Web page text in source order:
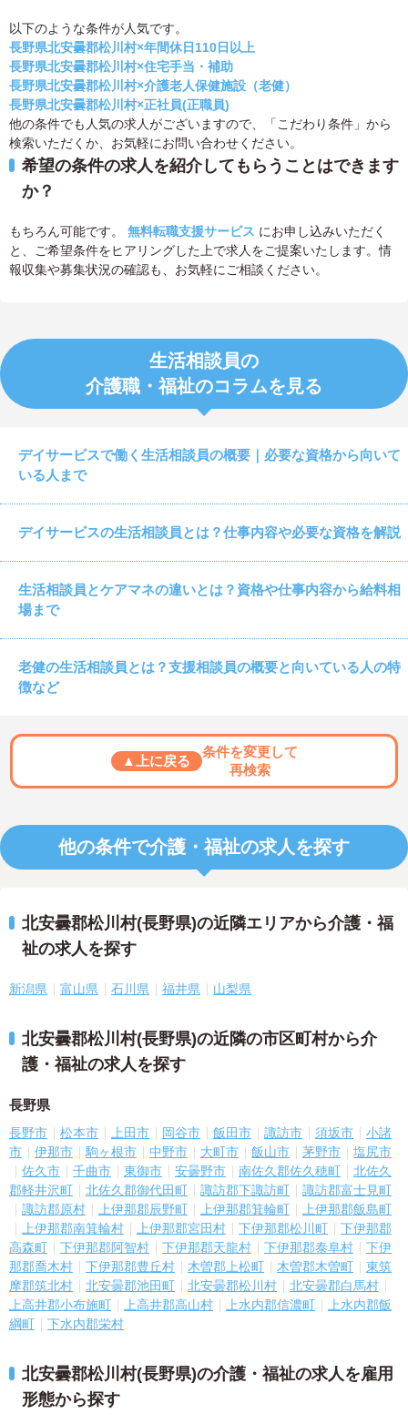
以下のような条件が人気です。
長野県北安曇郡松川村×年間休日110日以上
長野県北安曇郡松川村×住宅手当・補助
長野県北安曇郡松川村×介護老人保健施設（老健）
長野県北安曇郡松川村×正社員(正職員)
他の条件でも人気の求人がございますので、「こだわり条件」から
検索いただくか、お気軽にお問い合わせください。
希望の条件の求人を紹介してもらうことはできます
か？
もちろん可能です。 無料転職支援サービス にお申し込みいただく
と、ご希望条件をヒアリングした上で求人をご提案いたします。情
報収集や募集状況の確認も、お気軽にご相談ください。
生活相談員の
介護職・福祉のコラムを見る
デイサービスで働く生活相談員の概要｜必要な資格から向いて
いる人まで
デイサービスの生活相談員とは？仕事内容や必要な資格を解説
生活相談員とケアマネの違いとは？資格や仕事内容から給料相
場まで
老健の生活相談員とは？支援相談員の概要と向いている人の特
徴など
▲上に戻る
条件を変更して
再検索
他の条件で介護・福祉の求人を探す
北安曇郡松川村(長野県)の近隣エリアから介護・福
祉の求人を探す
新潟県 富山県 石川県 福井県 山梨県
北安曇郡松川村(長野県)の近隣の市区町村から介
護・福祉の求人を探す
長野県
長野市 松本市 上田市 岡谷市 飯田市 諏訪市 須坂市
小諸
市
伊那市 駒ヶ根市 中野市 大町市 飯山市 茅野市
塩尻市
佐久市
千曲市 東御市 安曇野市 南佐久郡佐久穂町
北佐久
郡軽井沢町
北佐久郡御代田町 諏訪郡下諏訪町
諏訪郡富士見町
諏訪郡原村
上伊那郡辰野町 上伊那郡箕輪町
上伊那郡飯島町
上伊那郡南箕輪村
上伊那郡宮田村 下伊那郡松川町
下伊那郡
高森町
下伊那郡阿智村 下伊那郡天龍村 下伊那郡泰阜村
下伊
那郡喬木村
下伊那郡豊丘村 木曽郡上松町 木曽郡木曽町
東筑
摩郡筑北村
北安曇郡池田町 北安曇郡松川村
北安曇郡白馬村
上高井郡小布施町
上高井郡高山村 上水内郡信濃町
上水内郡飯
綱町
下水内郡栄村
北安曇郡松川村(長野県)の介護・福祉の求人を雇用
形態から探す